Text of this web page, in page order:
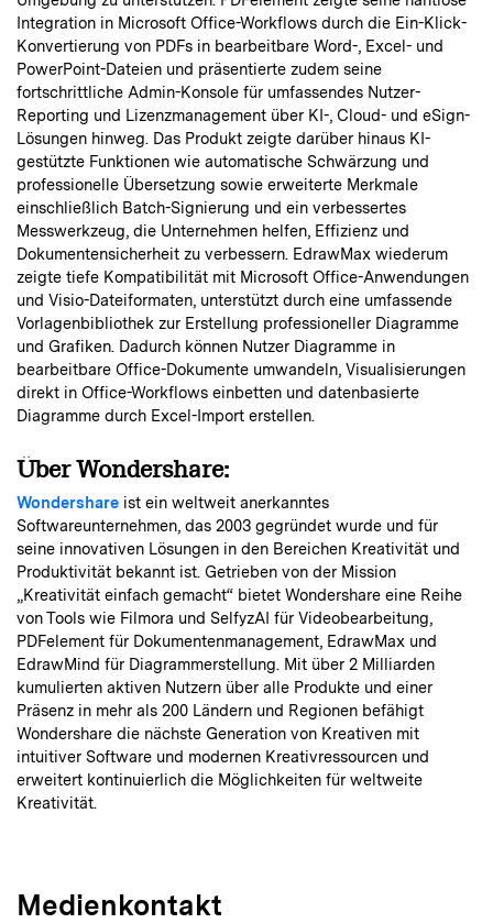
Integration in Microsoft Office-Workflows durch die Ein-Klick-
Konvertierung von PDFs in bearbeitbare Word-, Excel- und
PowerPoint-Dateien und präsentierte zudem seine
fortschrittliche Admin-Konsole für umfassendes Nutzer-
Reporting und Lizenzmanagement über KI-, Cloud- und eSign-
Lösungen hinweg. Das Produkt zeigte darüber hinaus KI-
gestützte Funktionen wie automatische Schwärzung und
professionelle Übersetzung sowie erweiterte Merkmale
einschließlich Batch-Signierung und ein verbessertes
Messwerkzeug, die Unternehmen helfen, Effizienz und
Dokumentensicherheit zu verbessern. EdrawMax wiederum
zeigte tiefe Kompatibilität mit Microsoft Office-Anwendungen
und Visio-Dateiformaten, unterstützt durch eine umfassende
Vorlagenbibliothek zur Erstellung professioneller Diagramme
und Grafiken. Dadurch können Nutzer Diagramme in
bearbeitbare Office-Dokumente umwandeln, Visualisierungen
direkt in Office-Workflows einbetten und datenbasierte
Diagramme durch Excel-Import erstellen.
Über Wondershare:
Wondershare ist ein weltweit anerkanntes
Softwareunternehmen, das 2003 gegründet wurde und für
seine innovativen Lösungen in den Bereichen Kreativität und
Produktivität bekannt ist. Getrieben von der Mission
„Kreativität einfach gemacht“ bietet Wondershare eine Reihe
von Tools wie Filmora und SelfyzAI für Videobearbeitung,
PDFelement für Dokumentenmanagement, EdrawMax und
EdrawMind für Diagrammerstellung. Mit über 2 Milliarden
kumulierten aktiven Nutzern über alle Produkte und einer
Präsenz in mehr als 200 Ländern und Regionen befähigt
Wondershare die nächste Generation von Kreativen mit
intuitiver Software und modernen Kreativressourcen und
erweitert kontinuierlich die Möglichkeiten für weltweite
Kreativität.
Medienkontakt